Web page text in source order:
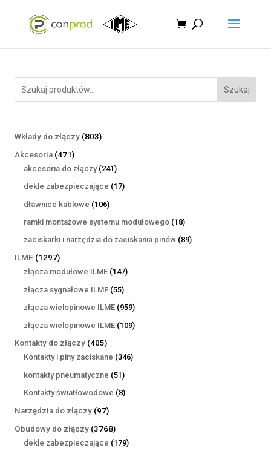
Szukaj
Wkłady do złączy 803803
Akcesoria 471471
produktów
akcesoria do złączy 241241
produktów
dekle zabezpieczające 1717
dławnice kablowe 106106
produktów
ramki montażowe systemu modułowego 1818
produktów
zaciskarki i narzędzia do zaciskania pinów 8989
ILME 12971297
produktów
złącza modułowe ILME 147147
złącza sygnałowe ILME 5555
produktów
złącza wielopinowe ILME 959959
produktów
złącza wielopinowe ILME 109109
Kontakty do złączy 405405
produktów
Kontakty i piny zaciskane 346346
kontakty pneumatyczne 5151
produktów
Kontakty światłowodowe 88
Narzędzia do złączy 9797
produktów
Obudowy do złączy 37683768
produktów
dekle zabezpieczające 179179